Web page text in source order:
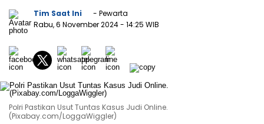
Tim Saat Ini
- Pewarta
Rabu, 6 November 2024- 14:25 WIB
Polri Pastikan Usut Tuntas Kasus Judi Online.
(Pixabay.com/LoggaWiggler)